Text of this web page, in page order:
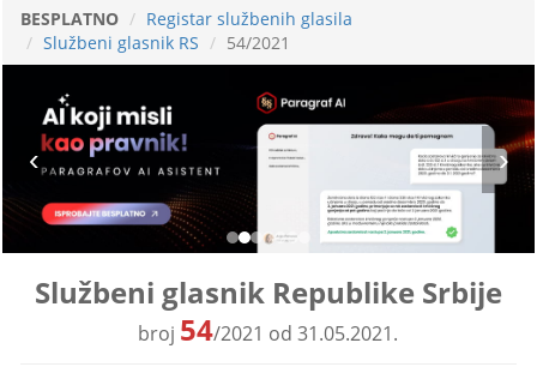
BESPLATNO
Registar službenih glasila
Službeni glasnik RS
54/2021
Službeni glasnik Republike Srbije
broj 54/2021 od 31.05.2021.